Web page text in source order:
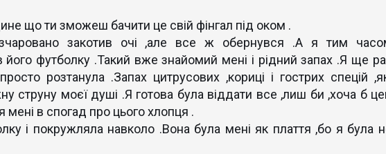
що ти зможеш бачити це свій фінгал під оком .
закотив очі ,але все ж обернувся .А я тим
його футболку .Такий вже знайомий мені і рідний запах .Я ще
розтанула .Запах цитрусових ,кориці і гострих спецій
струну моєї душі .Я готова була віддати все ,лиш би ,хоча б
в спогад про цього хлопця .
і покружляла навколо .Вона була мені як плаття ,бо я була